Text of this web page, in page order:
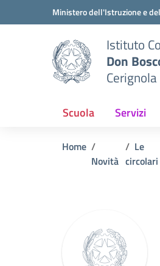
Vai ai contenuti
Vai al menu di navigazione
Ministero dell'Istruzione e
Istituto
Don
Cerignola
Scuola Servizi
Home
Novità
Le
circolari